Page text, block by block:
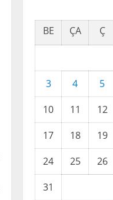
BE ÇA Ç
3
4 5
10
11 12
17
18 19
24
25 26
31